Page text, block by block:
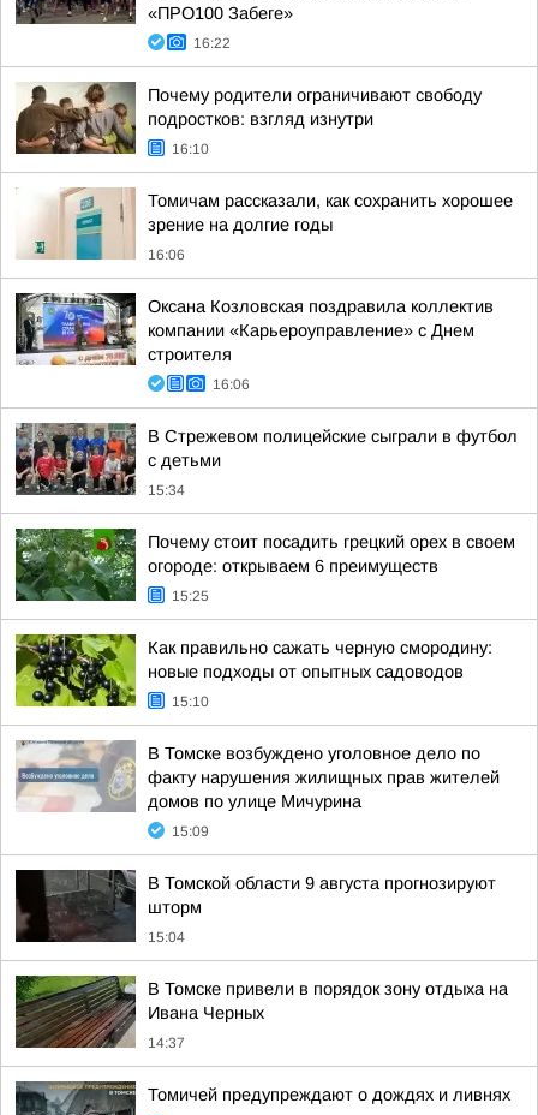
«ПРО100 Забеге»
16:22
Почему родители ограничивают свободу
подростков: взгляд изнутри
16:10
Томичам рассказали, как сохранить хорошее
зрение на долгие годы
16:06
Оксана Козловская поздравила коллектив
компании «Карьероуправление» с Днем
строителя
16:06
В Стрежевом полицейские сыграли в футбол
с детьми
15:34
Почему стоит посадить грецкий орех в своем
огороде: открываем 6 преимуществ
15:25
Как правильно сажать черную смородину:
новые подходы от опытных садоводов
15:10
В Томске возбуждено уголовное дело по
факту нарушения жилищных прав жителей
домов по улице Мичурина
15:09
В Томской области 9 августа прогнозируют
шторм
15:04
В Томске привели в порядок зону отдыха на
Ивана Черных
14:37
Томичей предупреждают о дождях и ливнях